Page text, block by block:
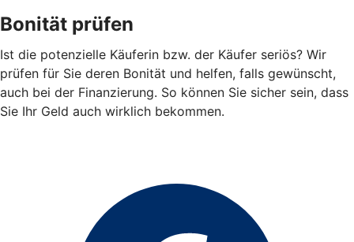
Bonität prüfen
Ist die potenzielle Käuferin bzw. der Käufer seriös? Wir
prüfen für Sie deren Bonität und helfen, falls gewünscht,
auch bei der Finanzierung. So können Sie sicher sein, dass
Sie Ihr Geld auch wirklich bekommen.